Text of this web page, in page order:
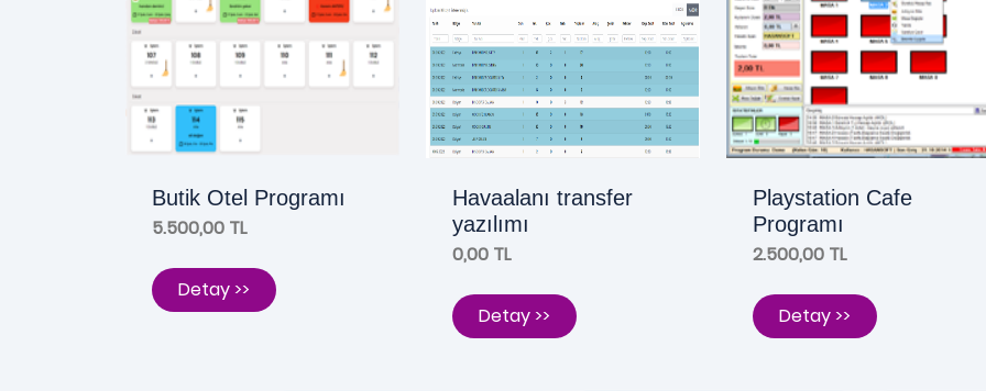
Butik Otel Programı
5.500,00 TL
Detay >>
Havaalanı transfer
yazılımı
0,00 TL
Detay >>
Playstation Cafe
Programı
2.500,00 TL
Detay >>